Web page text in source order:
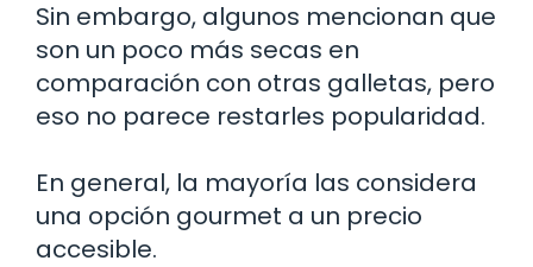
Sin embargo, algunos mencionan que
son un poco más secas en
comparación con otras galletas, pero
eso no parece restarles popularidad.
En general, la mayoría las considera
una opción gourmet a un precio
accesible.